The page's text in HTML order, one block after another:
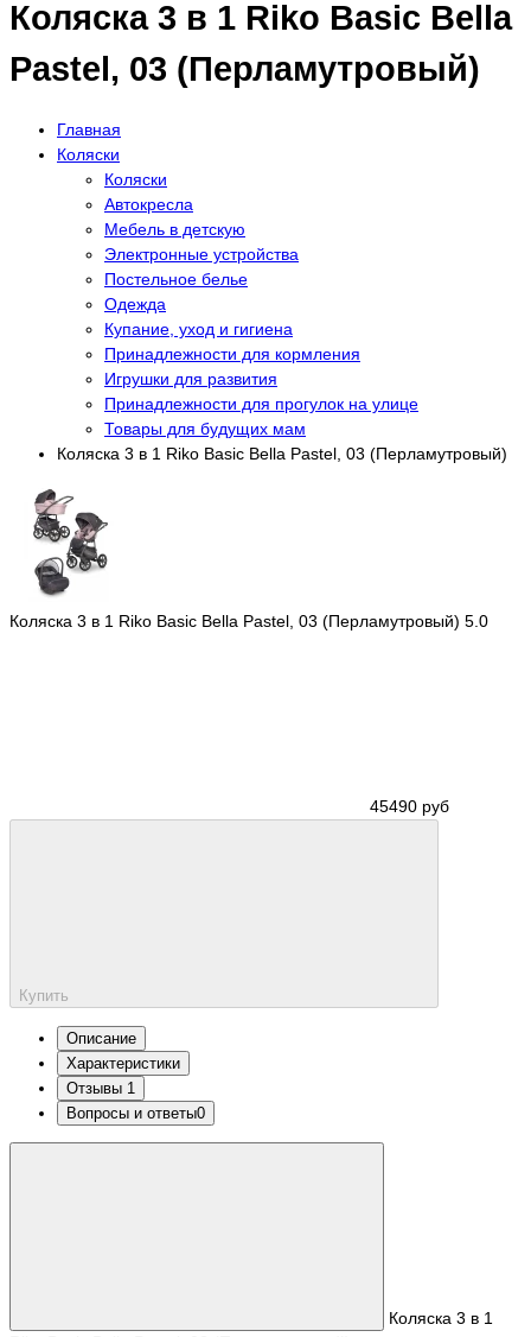
Коляска 3 в 1 Riko Basic Bella
Pastel, 03 (Перламутровый)
Главная
Коляски
Коляски
Автокресла
Мебель в детскую
Электронные устройства
Постельное белье
Одежда
Купание, уход и гигиена
Принадлежности для кормления
Игрушки для развития
Принадлежности для прогулок на улице
Товары для будущих мам
Коляска 3 в 1 Riko Basic Bella Pastel, 03 (Перламутровый)
Коляска 3 в 1 Riko Basic Bella Pastel, 03 (Перламутровый) 5.0
45490 руб
Купить
Описание
Характеристики
Отзывы 1
Вопросы и ответы0
Коляска 3 в 1